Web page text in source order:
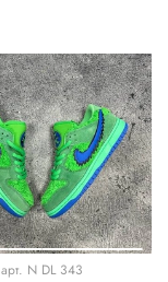
арт. N DL 343